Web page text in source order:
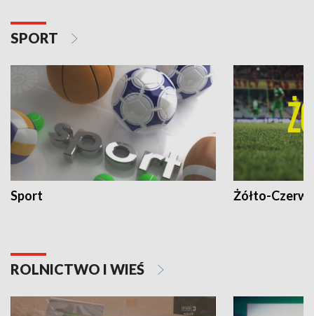
SPORT
Sport Żółto-
ROLNICTWO I WIEŚ